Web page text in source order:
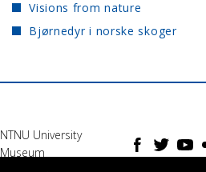
Visions from nature
Bjørnedyr i norske skoger
NTNU University
Museum